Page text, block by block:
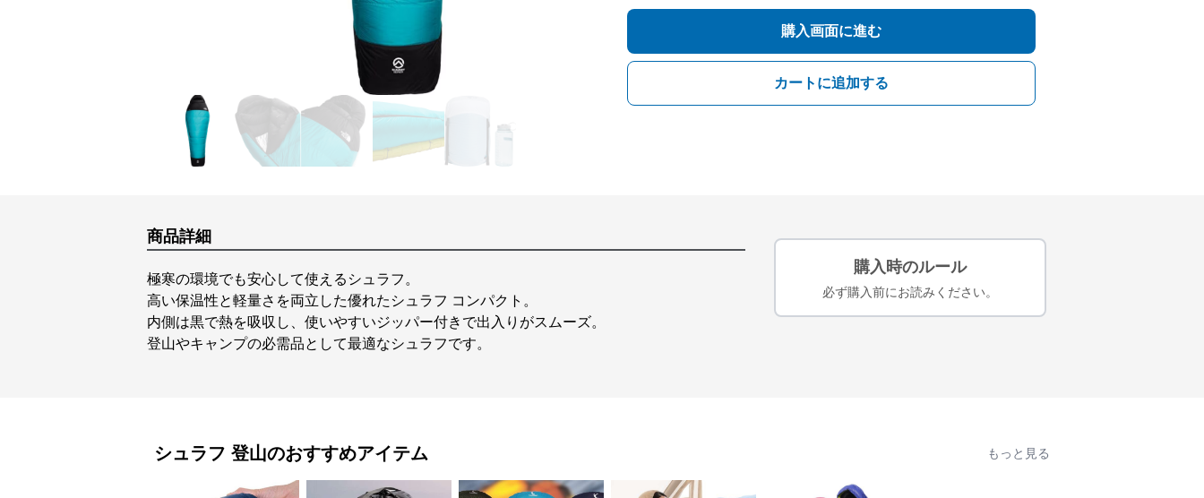
購入画面に進む
カートに追加する
商品詳細
極寒の環境でも安心して使えるシュラフ。
高い保温性と軽量さを両立した優れたシュラフ コンパクト。
内側は黒で熱を吸収し、使いやすいジッパー付きで出入りがスムーズ。
登山やキャンプの必需品として最適なシュラフです。
購入時のルール
必ず購入前にお読みください。
シュラフ 登山のおすすめアイテム もっと見る